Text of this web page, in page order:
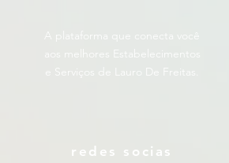
A plataforma que conecta você
aos melhores Estabelecimentos
e Serviços de Lauro De Freitas.
redes socias